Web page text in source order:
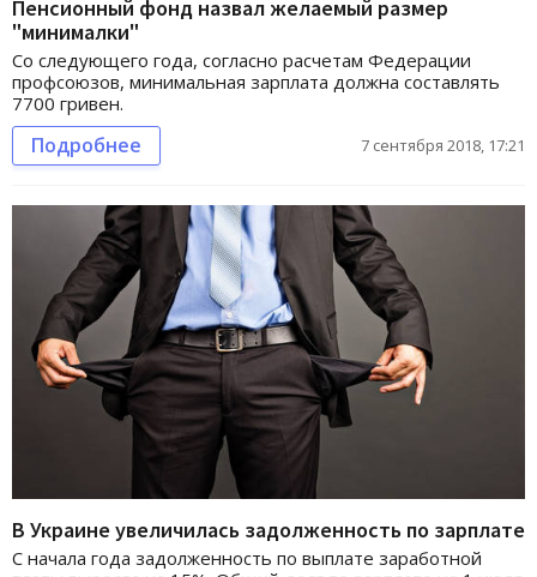
Пенсионный фонд назвал желаемый размер
"минималки"
Со следующего года, согласно расчетам Федерации
профсоюзов, минимальная зарплата должна составлять
7700 гривен.
Подробнее 7 сентября 2018, 17:21
В Украине увеличилась задолженность по зарплате
С начала года задолженность по выплате заработной